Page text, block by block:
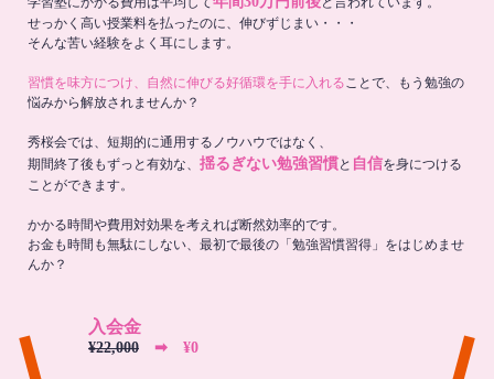
せっかく高い授業料を払ったのに、伸びずじまい・・・
そんな苦い経験をよく耳にします。
習慣を味方につけ、自然に伸びる好循環を手に入れることで、もう勉強の
悩みから解放されませんか？
秀桜会では、短期的に通用するノウハウではなく、
期間終了後もずっと有効な、 揺るぎない勉強習慣と 自信を身につける
ことができます。
かかる時間や費用対効果を考えれば断然効率的です。
お金も時間も無駄にしない、最初で最後の「勉強習慣習得」をはじめませ
んか？
入会金
¥22,000 ➡︎ ¥0